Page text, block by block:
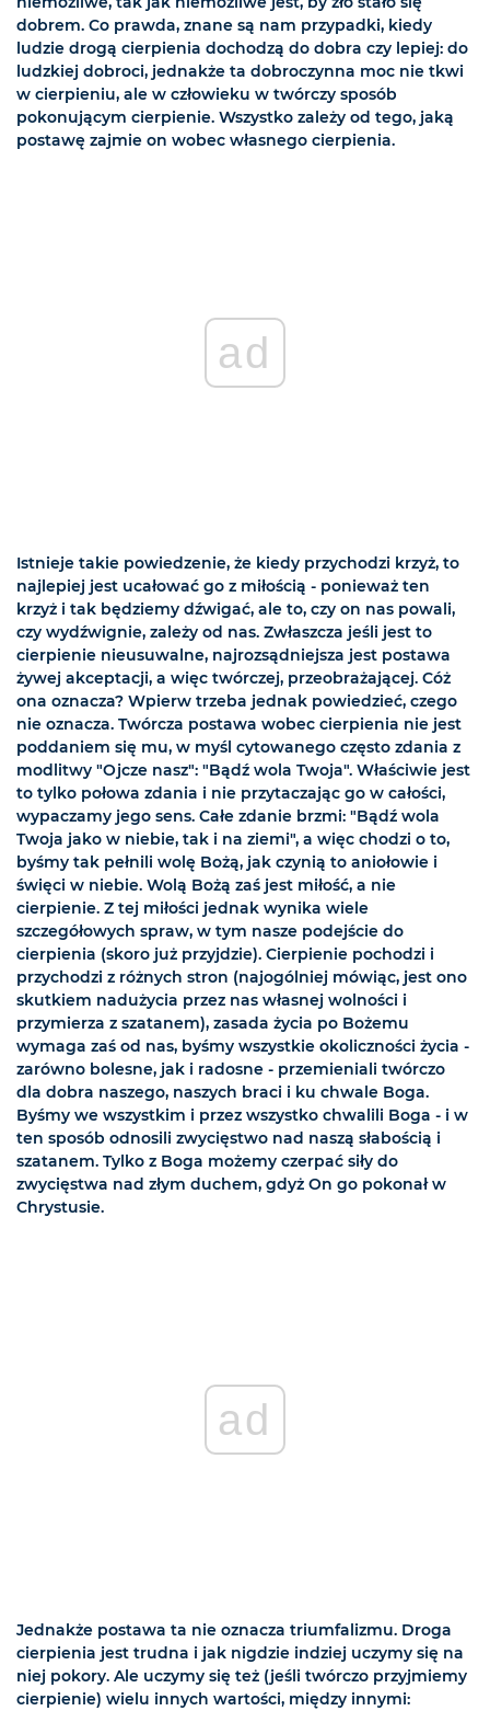
dobrem. Co prawda, znane są nam przypadki, kiedy
ludzie drogą cierpienia dochodzą do dobra czy lepiej: do
ludzkiej dobroci, jednakże ta dobroczynna moc nie tkwi
w cierpieniu, ale w człowieku w twórczy sposób
pokonującym cierpienie. Wszystko zależy od tego, jaką
postawę zajmie on wobec własnego cierpienia.
ad
Istnieje takie powiedzenie, że kiedy przychodzi krzyż, to
najlepiej jest ucałować go z miłością - ponieważ ten
krzyż i tak będziemy dźwigać, ale to, czy on nas powali,
czy wydźwignie, zależy od nas. Zwłaszcza jeśli jest to
cierpienie nieusuwalne, najrozsądniejsza jest postawa
żywej akceptacji, a więc twórczej, przeobrażającej. Cóż
ona oznacza? Wpierw trzeba jednak powiedzieć, czego
nie oznacza. Twórcza postawa wobec cierpienia nie jest
poddaniem się mu, w myśl cytowanego często zdania z
modlitwy "Ojcze nasz": "Bądź wola Twoja". Właściwie jest
to tylko połowa zdania i nie przytaczając go w całości,
wypaczamy jego sens. Całe zdanie brzmi: "Bądź wola
Twoja jako w niebie, tak i na ziemi", a więc chodzi o to,
byśmy tak pełnili wolę Bożą, jak czynią to aniołowie i
święci w niebie. Wolą Bożą zaś jest miłość, a nie
cierpienie. Z tej miłości jednak wynika wiele
szczegółowych spraw, w tym nasze podejście do
cierpienia (skoro już przyjdzie). Cierpienie pochodzi i
przychodzi z różnych stron (najogólniej mówiąc, jest ono
skutkiem nadużycia przez nas własnej wolności i
przymierza z szatanem), zasada życia po Bożemu
wymaga zaś od nas, byśmy wszystkie okoliczności życia -
zarówno bolesne, jak i radosne - przemieniali twórczo
dla dobra ­naszego, naszych braci i ku chwale Boga.
Byśmy we wszystkim i przez wszystko chwalili Boga - i w
ten sposób odnosili zwycięstwo nad naszą słabością i
szatanem. Tylko z Boga możemy czerpać siły do
zwycięstwa nad złym duchem, gdyż On go pokonał w
Chrystusie.
ad
Jednakże postawa ta nie oznacza triumfalizmu. Droga
cierpienia jest trudna i jak nigdzie indziej uczymy się na
niej pokory. Ale uczymy się też (jeśli twórczo przyjmiemy
cierpienie) wielu innych wartości, między innymi: